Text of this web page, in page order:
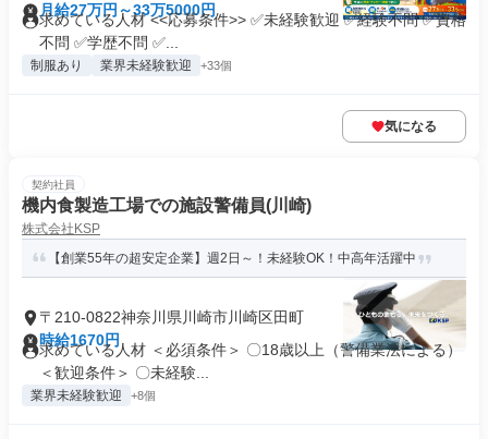
月給27万円～33万5000円
求めている人材 <<応募条件>> ✅未経験歓迎 ✅経験不問 ✅資格
不問 ✅学歴不問 ✅...
制服あり 業界未経験歓迎 +33個
気になる
契約社員
機内食製造工場での施設警備員(川崎)
株式会社KSP
【創業55年の超安定企業】週2日～！未経験OK！中高年活躍中
〒210-0822神奈川県川崎市川崎区田町
時給1670円
求めている人材 ＜必須条件＞ 〇18歳以上（警備業法による）
＜歓迎条件＞ 〇未経験...
業界未経験歓迎 +8個